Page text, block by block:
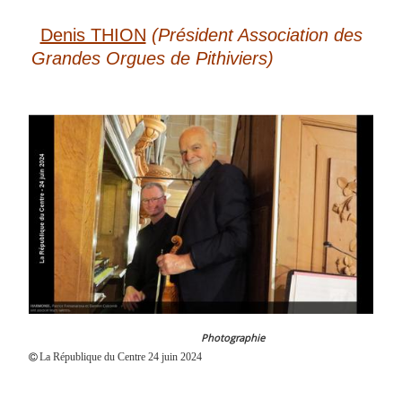
Denis THION (Président Association des
Grandes Orgues de Pithiviers)
Photographie
La République du Centre 24 juin 2024